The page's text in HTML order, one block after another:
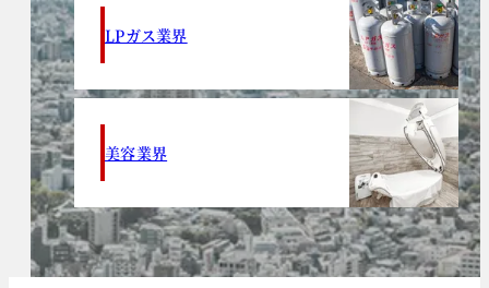
LPガス業界
美容業界